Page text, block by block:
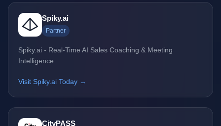
Spiky.ai
Partner
Spiky.ai - Real-Time AI Sales Coaching & Meeting
Intelligence
Visit Spiky.ai Today →
CityPASS